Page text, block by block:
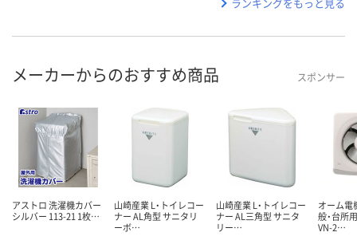
メーカーからのおすすめ商品 スポンサー
アストロ 洗濯機カバー
シルバー 113-21 1枚…
山崎産業 L・トイレコー
ナー AL角型 サニタリ
ーボ…
山崎産業 L・トイレコー
ナー AL三角型 サニタ
リー…
オーム電
般・台所
VN-2…